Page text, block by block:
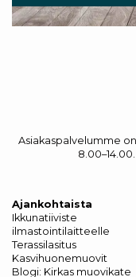
Asiakaspalvelumme
Ajankohtaista
Ikkunatiiviste
ilmastointilaitteelle
Terassilasitus
Kasvihuonemuovit
Blogi: Kirkas muovikate